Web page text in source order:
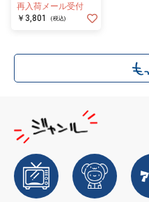
再入荷メール受付
￥3,801
(税込)